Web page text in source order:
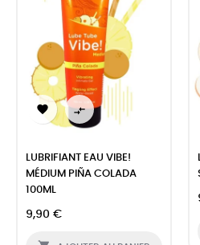
 
LUBRIFIANT EAU VIBE!
MÉDIUM PIÑA COLADA
100ML
9,90 €